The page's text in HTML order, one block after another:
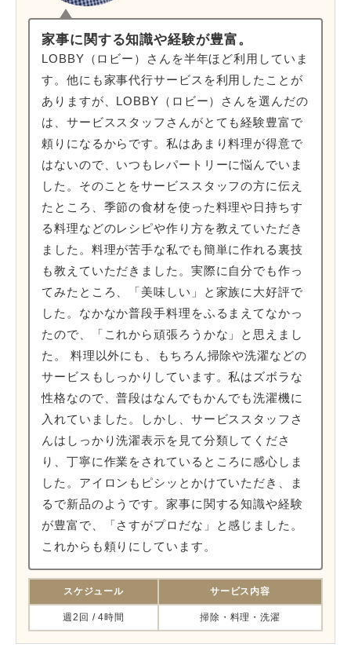
家事に関する知識や経験が豊富。
LOBBY（ロビー）さんを半年ほど利用していま
す。他にも家事代行サービスを利用したことが
ありますが、LOBBY（ロビー）さんを選んだの
は、サービススタッフさんがとても経験豊富で
頼りになるからです。私はあまり料理が得意で
はないので、いつもレパートリーに悩んでいま
した。そのことをサービススタッフの方に伝え
たところ、季節の食材を使った料理や日持ちす
る料理などのレシピや作り方を教えていただき
ました。料理が苦手な私でも簡単に作れる裏技
も教えていただきました。実際に自分でも作っ
てみたところ、「美味しい」と家族に大好評で
した。なかなか普段手料理をふるまえてなかっ
たので、「これから頑張ろうかな」と思えまし
た。 料理以外にも、もちろん掃除や洗濯などの
サービスもしっかりしています。私はズボラな
性格なので、普段はなんでもかんでも洗濯機に
入れていました。しかし、サービススタッフさ
んはしっかり洗濯表示を見て分類してくださ
り、丁寧に作業をされているところに感心しま
した。アイロンもピシッとかけていただき、ま
るで新品のようです。家事に関する知識や経験
が豊富で、「さすがプロだな」と感じました。
これからも頼りにしています。
スケジュール サービス内容
週2回 / 4時間 掃除・料理・洗濯